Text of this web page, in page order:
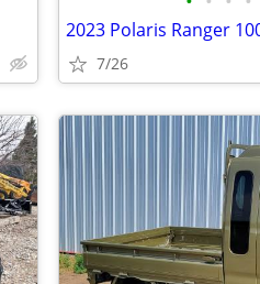
2023 Polaris Ranger
7/26